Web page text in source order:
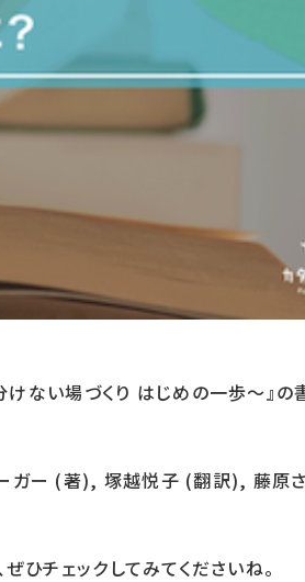
ない場づくり はじめの一歩〜』の
バーガー (著), 塚越悦子 (翻訳), 藤原
ひチェックしてみてくださいね。